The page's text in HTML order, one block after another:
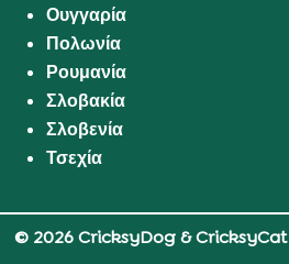
Ουγγαρία
Πολωνία
Ρουμανία
Σλοβακία
Σλοβενία
Τσεχία
© 2026 CricksyDog & CricksyCat